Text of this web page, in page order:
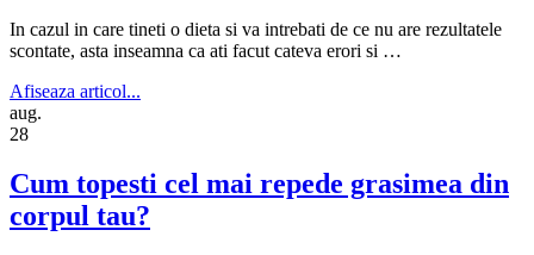
In cazul in care tineti o dieta si va intrebati de ce nu are rezultatele
scontate, asta inseamna ca ati facut cateva erori si …
Afiseaza articol...
aug.
28
Cum topesti cel mai repede grasimea din
corpul tau?